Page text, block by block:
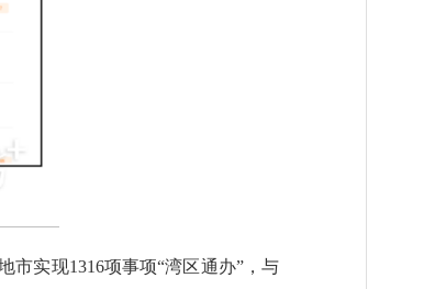
实现1316项事项“湾区通办”，与